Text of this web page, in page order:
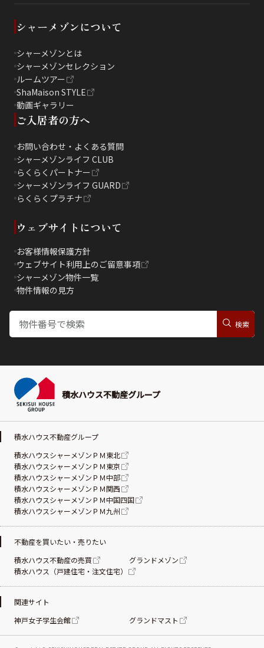
シャーメゾンについて
シャーメゾンとは
シャーメゾンセレクション
ルームツアー
ShaMaison STYLE
動画ギャラリー
ご入居者の方へ
お問い合わせ・よくある質問
シャーメゾンライフ CLUB
らくらくパートナー
シャーメゾンライフ GUARD
らくらくプラチナ
ウェブサイトについて
お客様情報保護方針
ウェブサイト利用上のご留意事項
シャーメゾン物件一覧
物件情報の見方
積水ハウス不動産グループ
積水ハウス不動産グループ
積水ハウスシャーメゾンＰＭ東北
積水ハウスシャーメゾンＰＭ東京
積水ハウスシャーメゾンＰＭ中部
積水ハウスシャーメゾンＰＭ関西
積水ハウスシャーメゾンＰＭ中国四国
積水ハウスシャーメゾンＰＭ九州
不動産を買いたい・売りたい
積水ハウス不動産の売買
グランドメゾン
積水ハウス（戸建住宅・注文住宅）
関連サイト
神戸女子学生会館
グランドマスト